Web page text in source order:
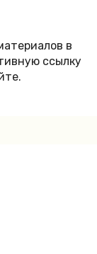
в
ссылку